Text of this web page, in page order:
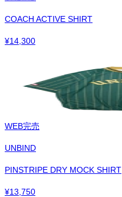
COACH ACTIVE SHIRT
¥14,300
WEB完売
UNBIND
PINSTRIPE DRY MOCK SHIRT
¥13,750